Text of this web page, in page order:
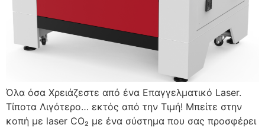
Όλα όσα Χρειάζεστε από ένα Επαγγελματικό Laser.
Τίποτα Λιγότερο… εκτός από την Τιμή! Μπείτε στην
κοπή με laser CO₂ με ένα σύστημα που σας προσφέρει